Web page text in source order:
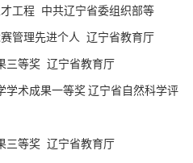
工程 中共辽宁省委组织部等
管理先进个人 辽宁省教育厅
三等奖 辽宁省教育厅
学术成果一等奖 辽宁省自然科学评
三等奖 辽宁省教育厅